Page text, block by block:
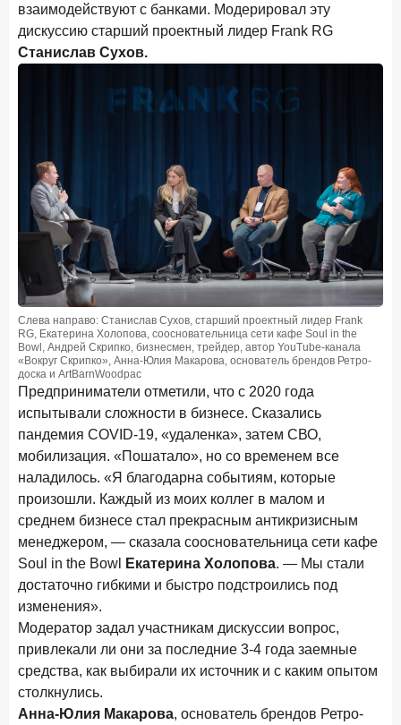
взаимодействуют с банками. Модерировал эту
дискуссию старший проектный лидер Frank RG
Станислав Сухов.
Слева направо: Станислав Сухов, старший проектный лидер Frank
RG, Екатерина Холопова, соосновательница сети кафе Soul in the
Bowl, Андрей Скрипко, бизнесмен, трейдер, автор YouTube-канала
«Вокруг Скрипко», Анна-Юлия Макарова, основатель брендов Ретро-
доска и ArtBarnWoodрас
Предприниматели отметили, что с 2020 года
испытывали сложности в бизнесе. Сказались
пандемия COVID-19, «удаленка», затем СВО,
мобилизация. «Пошатало», но со временем все
наладилось. «Я благодарна событиям, которые
произошли. Каждый из моих коллег в малом и
среднем бизнесе стал прекрасным антикризисным
менеджером, — сказала соосновательница сети кафе
Soul in the Bowl
Екатерина Холопова. — Мы стали
достаточно гибкими и быстро подстроились под
изменения».
Модератор задал участникам дискуссии вопрос,
привлекали ли они за последние 3-4 года заемные
средства, как выбирали их источник и с каким опытом
столкнулись.
Анна-Юлия Макарова, основатель брендов Ретро-